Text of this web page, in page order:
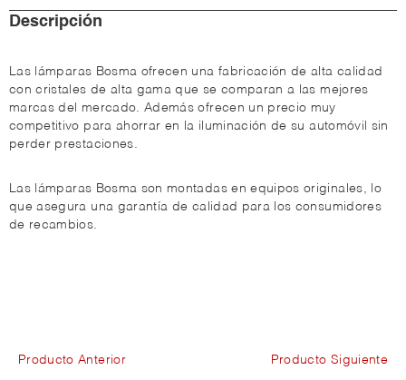
Descripción
Las lámparas Bosma ofrecen una fabricación de alta calidad
con cristales de alta gama que se comparan a las mejores
marcas del mercado. Además ofrecen un precio muy
competitivo para ahorrar en la iluminación de su automóvil sin
perder prestaciones.
Las lámparas Bosma son montadas en equipos originales, lo
que asegura una garantía de calidad para los consumidores
de recambios.
Producto Anterior Producto Siguiente